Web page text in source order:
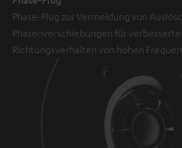
Phase-Plug zur Vermeidung von
Phasenverschiebungen für
Richtungsverhalten von hohen